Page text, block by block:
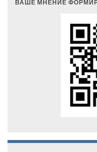
ВАШЕ МНЕНИЕ